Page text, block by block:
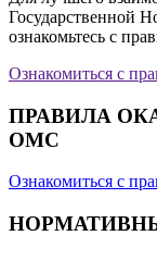
Государственной
ознакомьтесь с
Ознакомиться с
ПРАВИЛА
ОМС
Ознакомиться с